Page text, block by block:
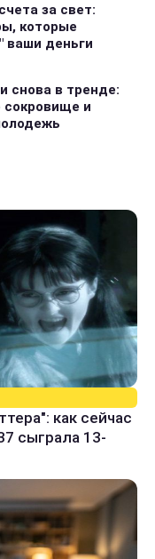
за свет:
которые
ваши деньги
снова в тренде:
сокровище и
как сейчас
сыграла 13-